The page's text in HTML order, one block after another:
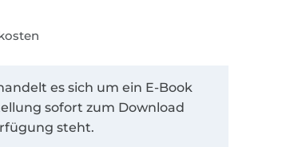
es sich um ein E-Book
sofort zum Download
steht.